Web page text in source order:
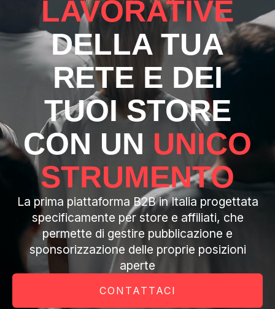
LAVORATIVE
DELLA TUA
RETE E DEI
TUOI STORE
CON UN UNICO
STRUMENTO
La prima piattaforma B2B in Italia progettata
specificamente per store e affiliati, che
permette di gestire pubblicazione e
sponsorizzazione delle proprie posizioni
aperte
CONTATTACI